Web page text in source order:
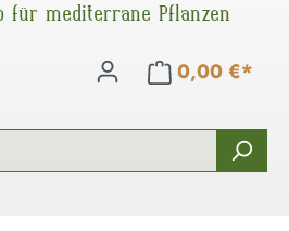
für mediterrane Pflanzen
0,00 €*